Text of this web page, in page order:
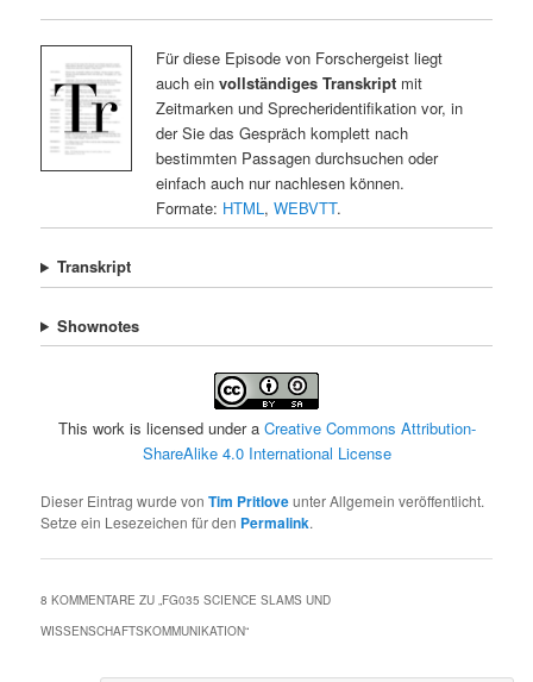
Für diese Episode von Forschergeist liegt
auch ein vollständiges Transkriptmit
Zeitmarken und Sprecheridentifikation vor, in
der Sie das Gespräch komplett nach
bestimmten Passagen durchsuchen oder
einfach auch nur nachlesen können.
Formate: HTML , WEBVTT.
Transkript
Shownotes
This work is licensed under a Creative Commons Attribution-
ShareAlike 4.0 International License
Dieser Eintrag wurde vonTim Pritloveunter Allgemein veröffentlicht.
Setze ein Lesezeichen für den Permalink.
8 KOMMENTARE ZU „FG035 SCIENCE SLAMS UND
WISSENSCHAFTSKOMMUNIKATION“